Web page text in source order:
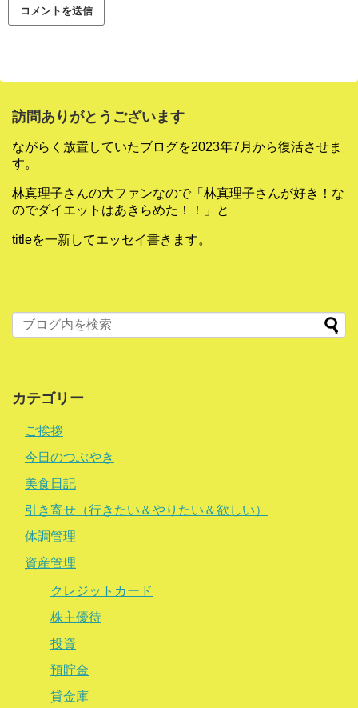
訪問ありがとうございます
ながらく放置していたブログを2023年7月から復活させま
す。
林真理子さんの大ファンなので「林真理子さんが好き！な
のでダイエットはあきらめた！！」と
titleを一新してエッセイ書きます。
カテゴリー
ご挨拶
今日のつぶやき
美食日記
引き寄せ（行きたい＆やりたい＆欲しい）
体調管理
資産管理
クレジットカード
株主優待
投資
預貯金
貸金庫